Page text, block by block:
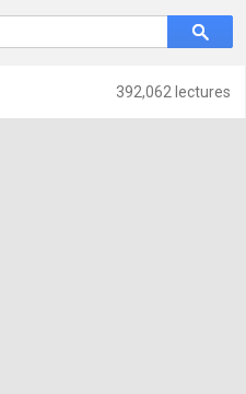
392,062 lectures